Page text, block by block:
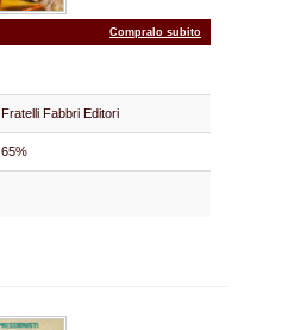
Compralo subito
Fratelli Fabbri Editori
65%